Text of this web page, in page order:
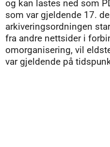
og kan lastes ned som
som var gjeldende 17.
arkiveringsordningen
fra andre nettsider i
omorganisering, vil
var gjeldende på